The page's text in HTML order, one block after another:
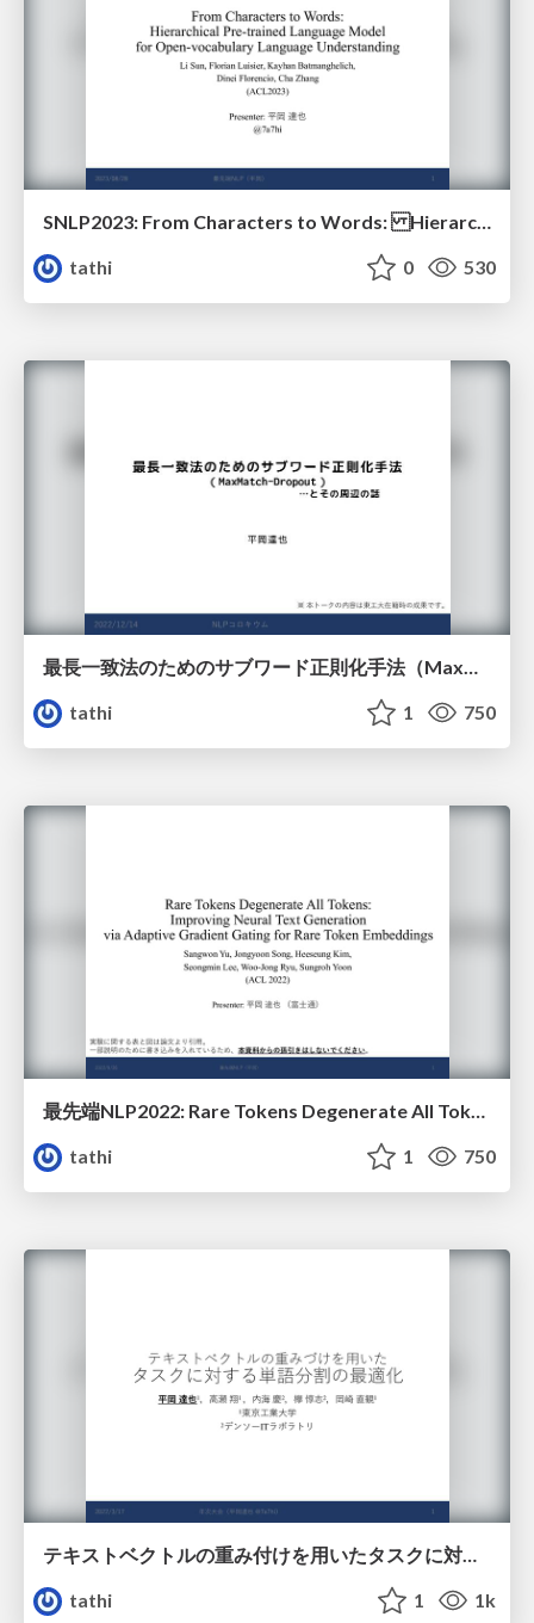
SNLP2023: From Characters to Words: Hierarchical Pre-trained Language Model for Open-vocabulary Language Understanding
tathi
0 530
tathi
1 750
最先端NLP2022: Rare Tokens Degenerate All Tokens: Improving Neural Text Generation via Adaptive Gradient Gating for Rare Token Embeddings
tathi
1 750
テキストベクトルの重み付けを用いたタスクに対する単語分割の最適化
tathi
1 1k